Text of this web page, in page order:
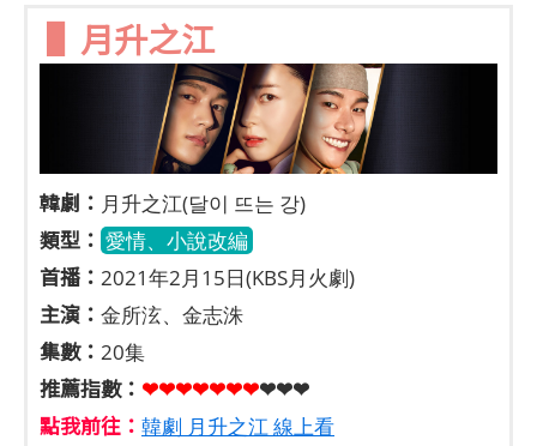
▌月升之江
韓劇： 月升之江(달이 뜨는 강)
類型： 愛情、小說改編
首播： 2021年2月15日(KBS月火劇)
主演： 金所泫、金志洙
集數： 20集
推薦指數： ❤❤❤❤❤❤❤❤❤❤
點我前往： 韓劇 月升之江 線上看